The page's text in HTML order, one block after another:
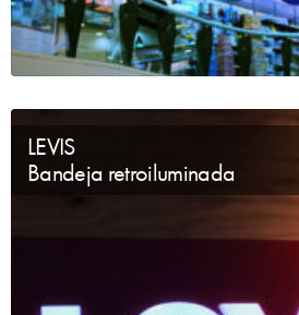
LEVIS
Bandeja retroiluminada